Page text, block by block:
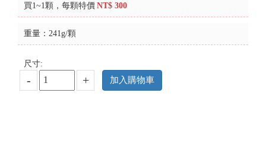
買1~1顆，每顆特價 NT$ 300
重量：241g/顆
尺寸:
- + 加入購物車